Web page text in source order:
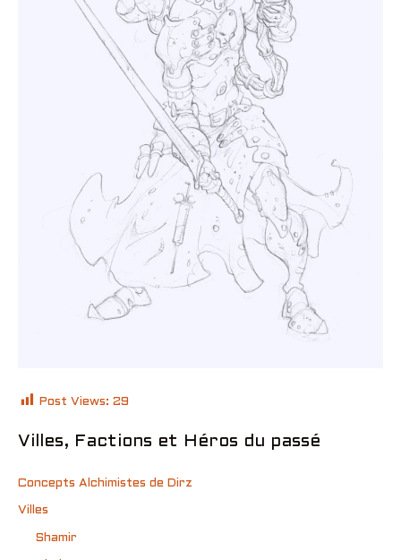
Post Views: 29
Villes, Factions et Héros du passé
Concepts Alchimistes de Dirz
Villes
Shamir